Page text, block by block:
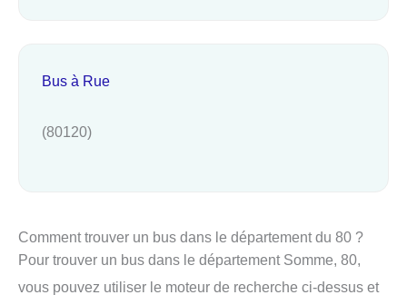
Bus à Rue
(80120)
Comment trouver un bus dans le département du 80 ?
Pour trouver un bus dans le département Somme, 80,
vous pouvez utiliser le moteur de recherche ci-dessus et